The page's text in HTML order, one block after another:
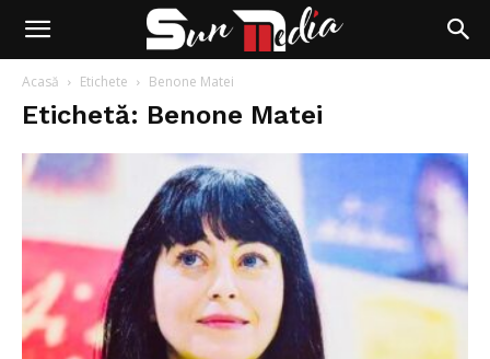
Acasă Etichete Benone Matei
Etichetă: Benone Matei